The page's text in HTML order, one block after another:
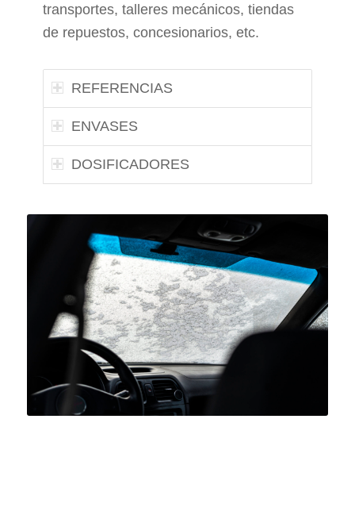
transportes, talleres mecánicos, tiendas
de repuestos, concesionarios, etc.
REFERENCIAS
ENVASES
DOSIFICADORES